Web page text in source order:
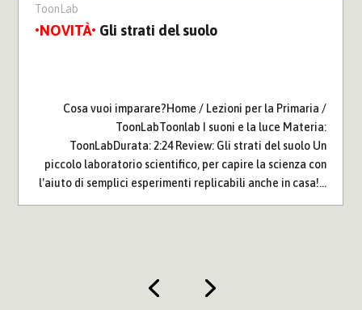
Gli strati del suolo
ToonLab
Cosa vuoi imparare?Home / Lezioni per la Primaria /
ToonLabToonlab I suoni e la luce Materia:
ToonLabDurata: 2:24 Review: Gli strati del suolo Un
piccolo laboratorio scientifico, per capire la scienza con
l'aiuto di semplici esperimenti replicabili anche in casa!...